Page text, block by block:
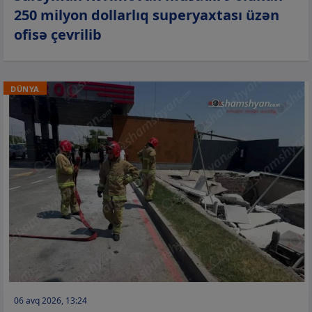
250 milyon dollarlıq superyaxtası üzən
ofisə çevrilib
DÜNYA
06 avq 2026, 13:24